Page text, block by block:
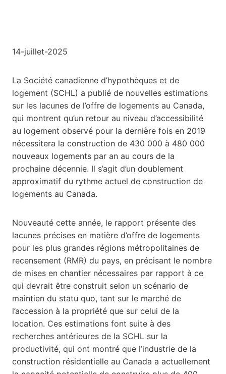
14-juillet-2025
La Société canadienne d’hypothèques et de
logement (SCHL) a publié de nouvelles estimations
sur les lacunes de l’offre de logements au Canada,
qui montrent qu’un retour au niveau d’accessibilité
au logement observé pour la dernière fois en 2019
nécessitera la construction de 430 000 à 480 000
nouveaux logements par an au cours de la
prochaine décennie. Il s’agit d’un doublement
approximatif du rythme actuel de construction de
logements au Canada.
Nouveauté cette année, le rapport présente des
lacunes précises en matière d’offre de logements
pour les plus grandes régions métropolitaines de
recensement (RMR) du pays, en précisant le nombre
de mises en chantier nécessaires par rapport à ce
qui devrait être construit selon un scénario de
maintien du statu quo, tant sur le marché de
l’accession à la propriété que sur celui de la
location. Ces estimations font suite à des
recherches antérieures de la SCHL sur la
productivité, qui ont montré que l’industrie de la
construction résidentielle au Canada a actuellement